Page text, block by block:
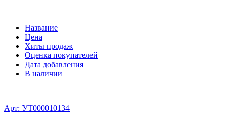
Название
Цена
Хиты продаж
Оценка покупателей
Дата добавления
В наличии
Арт: УТ000010134